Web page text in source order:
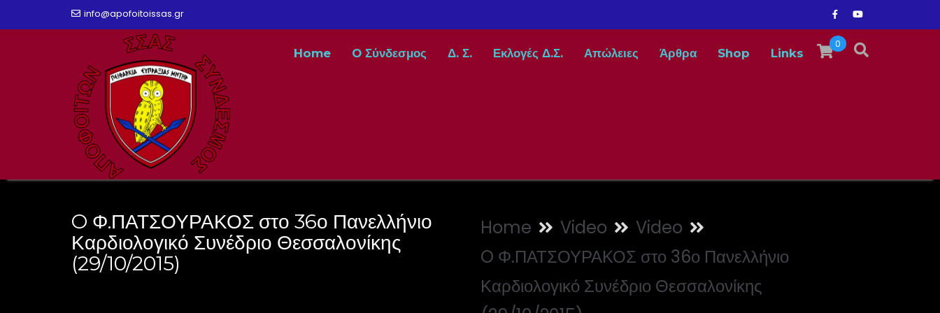
info@apofoitoissas.gr
0
Home O Σύνδεσμος Δ. Σ. Εκλογές Δ.Σ. Απώλειες Άρθρα Shop Links
O Φ.ΠΑΤΣΟΥΡΑΚΟΣ στο 36ο Πανελλήνιο
Καρδιολογικό Συνέδριο Θεσσαλονίκης
(29/10/2015)
Home Video
Video
O Φ.ΠΑΤΣΟΥΡΑΚΟΣ στο 36ο Πανελλήνιο
Καρδιολογικό Συνέδριο Θεσσαλονίκης